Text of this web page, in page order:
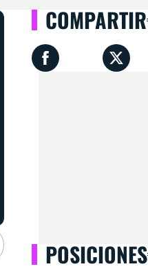
COMPARTIR
POSICIONES